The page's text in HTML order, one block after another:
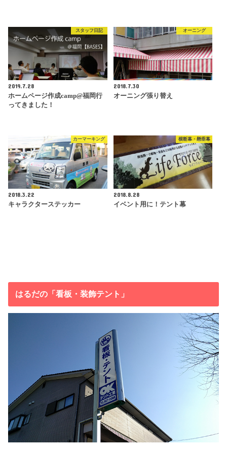
スタッフ日記
2019.7.28
ホームページ作成camp@福岡行
ってきました！
オーニング
2018.7.30
オーニング張り替え
カーマーキング
2018.3.22
キャラクターステッカー
横断幕・懸垂幕
2018.8.28
イベント用に！テント幕
はるだの「看板・装飾テント」